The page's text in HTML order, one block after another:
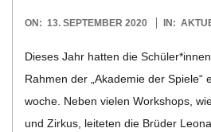
G
O
L
2020-
ON: 13. SEPTEMBER 2020 IN:
Die­ses Jahr hat­ten die
Rah­men der „Aka­de­mie der
wo­che. Neben vie­len Work­shops,
und Zir­kus, lei­te­ten die Brü­der